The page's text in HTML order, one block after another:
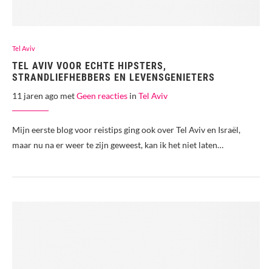
Tel Aviv
TEL AVIV VOOR ECHTE HIPSTERS,
STRANDLIEFHEBBERS EN LEVENSGENIETERS
11 jaren ago metGeen reacties in Tel Aviv
Mijn eerste blog voor reistips ging ook over Tel Aviv en Israël,
maar nu na er weer te zijn geweest, kan ik het niet laten…